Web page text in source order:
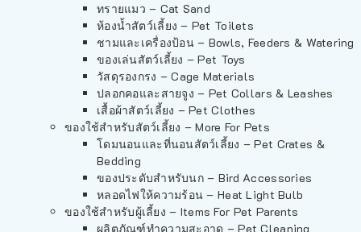
ทรายแมว – Cat Sand
ห้องน้ำสัตว์เลี้ยง – Pet Toilets
ชามและเครื่องป้อน – Bowls, Feeders & Watering
ของเล่นสัตว์เลี้ยง – Pet Toys
วัสดุรองกรง – Cage Materials
ปลอกคอและสายจูง – Pet Collars & Leashes
เสื้อผ้าสัตว์เลี้ยง – Pet Clothes
ของใช้สำหรับสัตว์เลี้ยง – More For Pets
โดมนอนและที่นอนสัตว์เลี้ยง – Pet Crates &
Bedding
ของประดับสำหรับนก – Bird Accessories
หลอดไฟให้ความร้อน – Heat Light Bulb
ของใช้สำหรับผู้เลี้ยง – Items For Pet Parents
ผลิตภัณฑ์ทำความสะอาด – Pet Cleaning